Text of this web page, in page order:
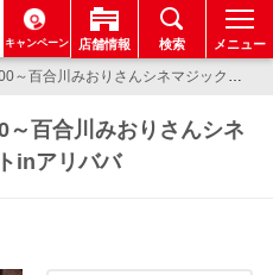
キャンペーン 店舗情報 検索 メニュー
りさんシネマジックリリースイベントinアリババ
百合川みおりさんシネ
inアリババ